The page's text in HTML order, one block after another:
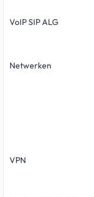
VoIP SIP ALG
Netwerken
VPN